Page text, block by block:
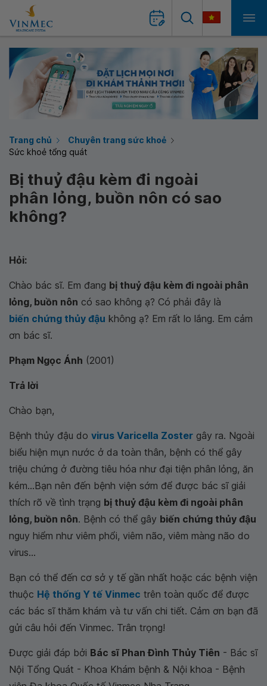
Trang chủ
Chuyên trang sức khoẻ
Sức khoẻ tổng quát
Bị thuỷ đậu kèm đi ngoài
phân lỏng, buồn nôn có sao
không?
Hỏi:
Chào bác sĩ. Em đang bị thuỷ đậu kèm đi ngoài phân
lỏng, buồn nôn có sao không ạ? Có phải đây là
biến chứng thủy đậu không ạ? Em rất lo lắng. Em cảm
ơn bác sĩ.
Phạm Ngọc Ánh (2001)
Trả lời
Chào bạn,
Bệnh thủy đậu do virus Varicella Zoster gây ra. Ngoài
biểu hiện mụn nước ở da toàn thân, bệnh có thể gây
triệu chứng ở đường tiêu hóa như đại tiện phân lỏng, ăn
kém...Bạn nên đến bệnh viện sớm để được bác sĩ giải
thích rõ về tình trạng bị thuỷ đậu kèm đi ngoài phân
lỏng, buồn nôn. Bệnh có thể gây biến chứng thủy đậu
nguy hiểm như viêm phổi, viêm não, viêm màng não do
virus...
Bạn có thể đến cơ sở y tế gần nhất hoặc các bệnh viện
thuộc Hệ thống Y tế Vinmec trên toàn quốc để được
các bác sĩ thăm khám và tư vấn chi tiết. Cảm ơn bạn đã
gửi câu hỏi đến Vinmec. Trân trọng!
Được giải đáp bởi Bác sĩ Phan Đình Thủy Tiên - Bác sĩ
Nội Tổng Quát - Khoa Khám bệnh & Nội khoa - Bệnh